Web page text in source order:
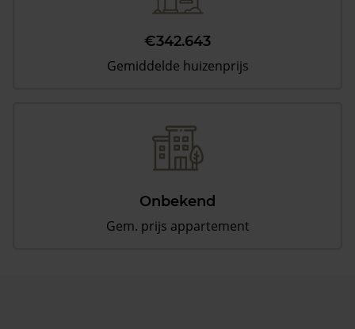
€342.643
Gemiddelde huizenprijs
Onbekend
Gem. prijs appartement